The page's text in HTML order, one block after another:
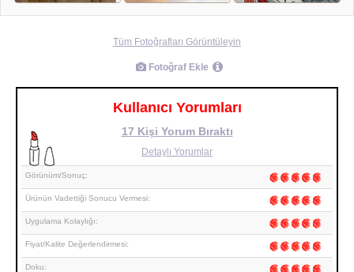
Tüm Fotoğrafları Görüntüleyin
Fotoğraf Ekle
Kullanıcı Yorumları
17 Kişi Yorum Bıraktı
Detaylı Yorumlar
Görünüm/Sonuç:
Ürünün Vadettiği Sonucu Vermesi:
Uygulama Kolaylığı:
Fiyat/Kalite Değerlendirmesi:
Doku: